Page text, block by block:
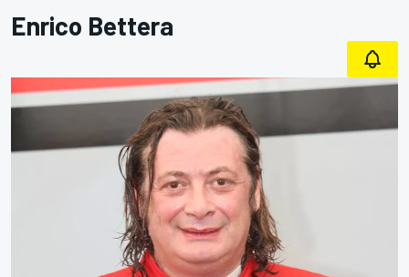
Enrico Bettera